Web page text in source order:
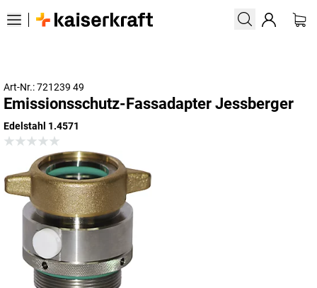
Art-Nr.: 721239 49
Emissionsschutz-Fassadapter Jessberger
Edelstahl 1.4571